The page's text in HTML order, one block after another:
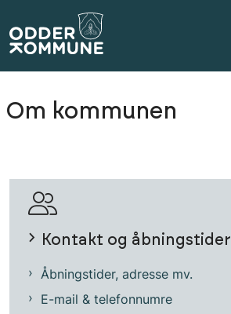
Om kommunen
Kontakt og åbningstider
Åbningstider, adresse mv.
E-mail & telefonnumre